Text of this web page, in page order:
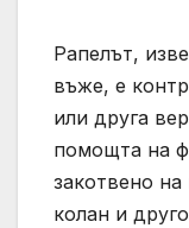
Рапелът,
въже, е
или друга
помощта на
закотвено на
колан и